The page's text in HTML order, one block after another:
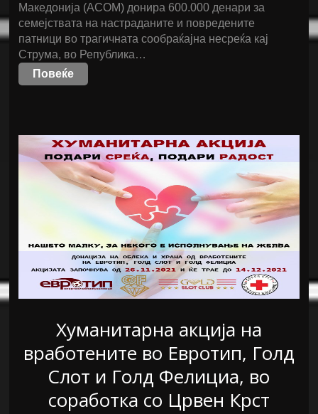
Македонија (АСОМ) донира 600.000 денари за
семејствата на настраданите и повредените
патници во трагичната сообраќајна несреќа кај
Струма, во Република…
Повеќе
Хуманитарна акција на
вработените во Евротип, Голд
Слот и Голд Фелициа, во
соработка со Црвен Крст